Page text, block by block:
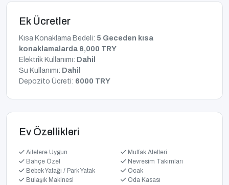
Ek Ücretler
Kısa Konaklama Bedeli: 5 Geceden kısa
konaklamalarda 6,000 TRY
Elektrik Kullanımı: Dahil
Su Kullanımı: Dahil
Depozito Ücreti: 6000 TRY
Ev Özellikleri
Ailelere Uygun
Bahçe Özel
Bebek Yatağı / Park Yatak
Bulaşık Makinesi
Mutfak Aletleri
Nevresim Takımları
Ocak
Oda Kasası